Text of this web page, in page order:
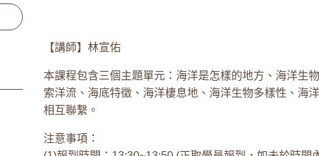
【講師】林宣佑
本課程包含三個主題單元：海洋是怎樣的地方、海洋生
索洋流、海底特徵、海洋棲息地、海洋生物多樣性、海
相互聯繫。
注意事項：